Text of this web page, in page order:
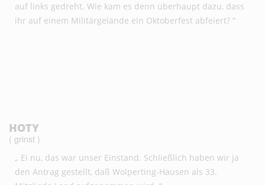
auf links gedreht. Wie kam es denn überhaupt dazu, dass
ihr auf einem Militärgelände ein Oktoberfest abfeiert? “
HOTY
( grinst )
„ Ei nu, das war unser Einstand. Schließlich haben wir ja
den Antrag gestellt, daß Wolperting-Hausen als 33.